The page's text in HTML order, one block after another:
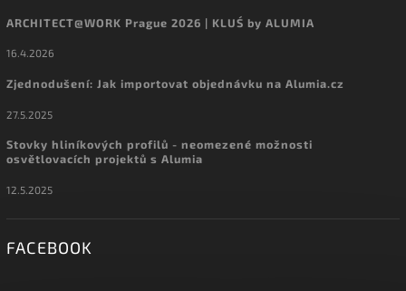
ARCHITECT@WORK Prague 2026 | KLUŚ by ALUMIA
16.4.2026
Zjednodušení: Jak importovat objednávku na Alumia.cz
27.5.2025
Stovky hliníkových profilů - neomezené možnosti
osvětlovacích projektů s Alumia
12.5.2025
FACEBOOK